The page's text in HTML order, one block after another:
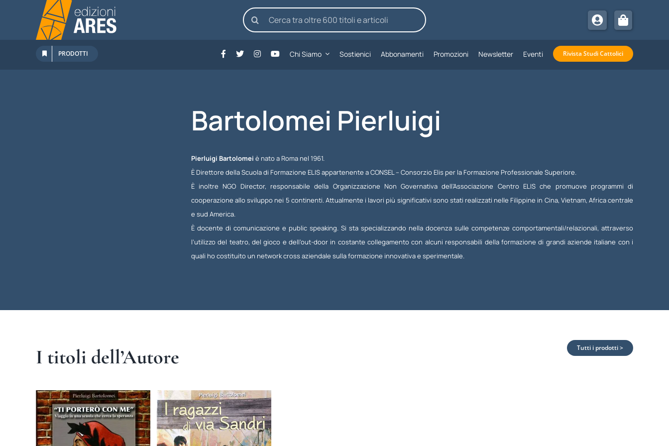
contenuto
Cerca
per:
PRODOTTI Chi Siamo Sostienici Abbonamenti Promozioni Newsletter Eventi Rivista Studi Cattolici
Bartolomei Pierluigi
Pierluigi Bartolomei è nato a Roma nel 1961.
È Direttore della Scuola di Formazione ELIS appartenente a CONSEL – Consorzio Elis per la Formazione Professionale Superiore.
È inoltre NGO Director, responsabile della Organizzazione Non Governativa dell’Associazione Centro ELIS che promuove programmi di
cooperazione allo sviluppo nei 5 continenti. Attualmente i lavori più significativi sono stati realizzati nelle Filippine in Cina, Vietnam, Africa centrale
e sud America.
È docente di comunicazione e public speaking. Si sta specializzando nella docenza sulle competenze comportamentali/relazionali, attraverso
l’utilizzo del teatro, del gioco e dell’out-door in costante collegamento con alcuni responsabili della formazione di grandi aziende italiane con i
quali ho costituito un network cross aziendale sulla formazione innovativa e sperimentale.
I titoli dell’Autore Tutti i prodotti >